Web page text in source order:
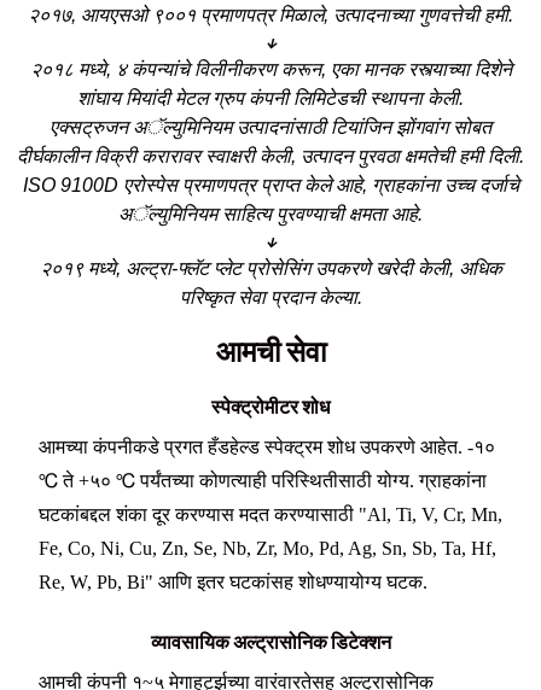
२०१७, आयएसओ ९००१ प्रमाणपत्र मिळाले, उत्पादनाच्या गुणवत्तेची हमी.
↓
२०१८ मध्ये, ४ कंपन्यांचे विलीनीकरण करून, एका मानक रस्त्याच्या दिशेने
शांघाय मियांदी मेटल ग्रुप कंपनी लिमिटेडची स्थापना केली.
एक्सट्रुजन अॅल्युमिनियम उत्पादनांसाठी टियांजिन झोंगवांग सोबत
दीर्घकालीन विक्री करारावर स्वाक्षरी केली, उत्पादन पुरवठा क्षमतेची हमी दिली.
ISO 9100D एरोस्पेस प्रमाणपत्र प्राप्त केले आहे, ग्राहकांना उच्च दर्जाचे
अॅल्युमिनियम साहित्य पुरवण्याची क्षमता आहे.
↓
२०१९ मध्ये, अल्ट्रा-फ्लॅट प्लेट प्रोसेसिंग उपकरणे खरेदी केली, अधिक
परिष्कृत सेवा प्रदान केल्या.
आमची सेवा
स्पेक्ट्रोमीटर शोध
आमच्या कंपनीकडे प्रगत हँडहेल्ड स्पेक्ट्रम शोध उपकरणे आहेत. -१०
℃ ते +५० ℃ पर्यंतच्या कोणत्याही परिस्थितीसाठी योग्य. ग्राहकांना
घटकांबद्दल शंका दूर करण्यास मदत करण्यासाठी "Al, Ti, V, Cr, Mn,
Fe, Co, Ni, Cu, Zn, Se, Nb, Zr, Mo, Pd, Ag, Sn, Sb, Ta, Hf,
Re, W, Pb, Bi" आणि इतर घटकांसह शोधण्यायोग्य घटक.
व्यावसायिक अल्ट्रासोनिक डिटेक्शन
आमची कंपनी १~५ मेगाहर्ट्झच्या वारंवारतेसह अल्ट्रासोनिक